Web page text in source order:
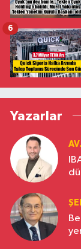
6
Yazarlar